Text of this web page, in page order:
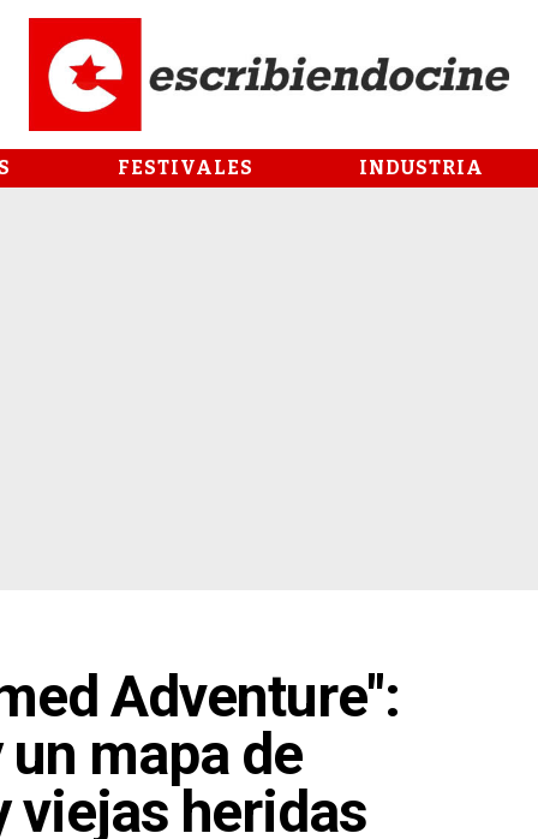
FESTIVALES INDUSTRIA
Adventure":
mapa de
viejas heridas